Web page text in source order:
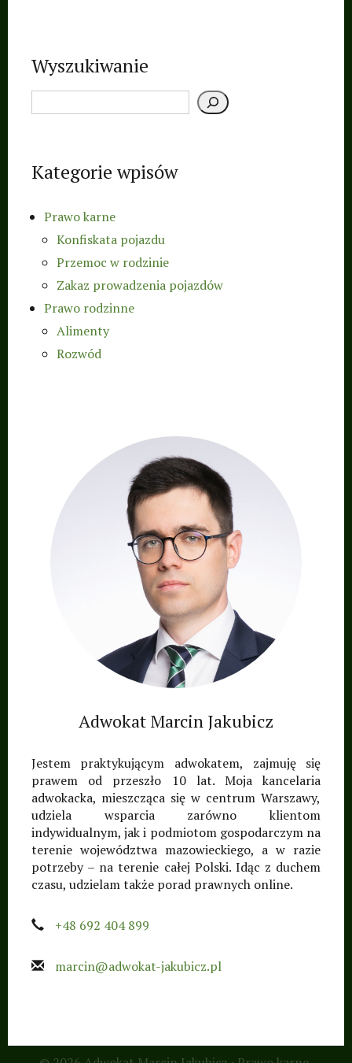
Wyszukiwanie
Kategorie wpisów
Prawo karne
Konfiskata pojazdu
Przemoc w rodzinie
Zakaz prowadzenia pojazdów
Prawo rodzinne
Alimenty
Rozwód
Adwokat Marcin Jakubicz
Jestem praktykującym adwokatem, zajmuję się
prawem od przeszło 10 lat. Moja kancelaria
adwokacka, mieszcząca się w centrum Warszawy,
udziela wsparcia zarówno klientom
indywidualnym, jak i podmiotom gospodarczym na
terenie województwa mazowieckiego, a w razie
potrzeby – na terenie całej Polski. Idąc z duchem
czasu, udzielam także porad prawnych online.
+48 692 404 899
marcin@adwokat-jakubicz.pl